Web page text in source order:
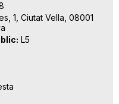
1, Ciutat Vella, 08001
L5